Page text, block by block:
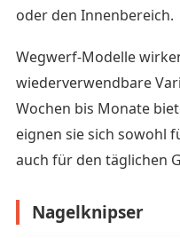
oder den Innenbereich.
Wegwerf-Modelle
wiederverwendbare
Wochen bis Monate
eignen sie sich sowohl
auch für den täglichen
Nagelknipser